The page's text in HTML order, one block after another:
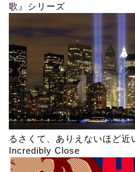
歌』シリーズ
るさくて、ありえないほど
Incredibly Close